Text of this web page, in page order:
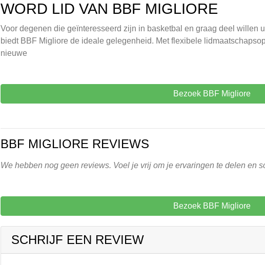
WORD LID VAN BBF MIGLIORE
Voor degenen die geïnteresseerd zijn in basketbal en graag deel willen
biedt BBF Migliore de ideale gelegenheid. Met flexibele
nieuwe
Bezoek BBF Migliore
BBF MIGLIORE REVIEWS
We hebben nog geen reviews. Voel je vrij om je ervaringen te delen en
Bezoek BBF Migliore
SCHRIJF EEN REVIEW